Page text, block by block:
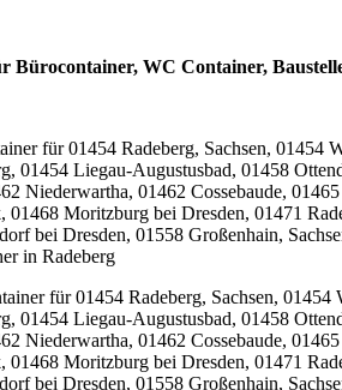
Bürocontainer, WC Container,
in Radeberg